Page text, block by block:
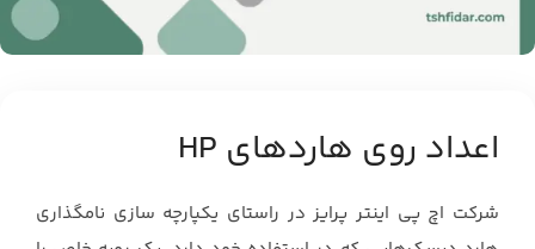
اعداد روی هاردهای ‏HP
شرکت اچ پی اینتر پرایز در راستای یکپارچه‌ سازی نامگذاری